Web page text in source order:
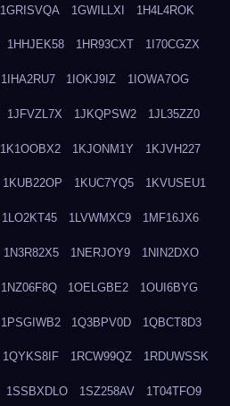
1GRISVQA 1GWILLXI 1H4L4ROK
1HHJEK58 1HR93CXT 1I70CGZX
1IHA2RU7 1IOKJ9IZ 1IOWA7OG
1JFVZL7X 1JKQPSW2 1JL35ZZ0
1K1OOBX2 1KJONM1Y 1KJVH227
1KUB22OP 1KUC7YQ5 1KVUSEU1
1LO2KT45 1LVWMXC9 1MF16JX6
1N3R82X5 1NERJOY9 1NIN2DXO
1NZ06F8Q 1OELGBE2 1OUI6BYG
1PSGIWB2 1Q3BPV0D 1QBCT8D3
1QYKS8IF 1RCW99QZ 1RDUWSSK
1SSBXDLO 1SZ258AV 1T04TFO9